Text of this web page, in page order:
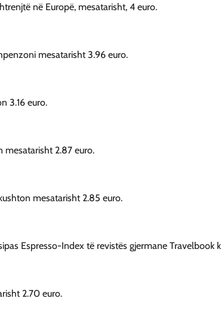
në Europë, mesatarisht, 4 euro.
mesatarisht 3.96 euro.
3.16 euro.
mesatarisht 2.87 euro.
mesatarisht 2.85 euro.
Espresso-Index të revistës gjermane Travelbook
2.70 euro.